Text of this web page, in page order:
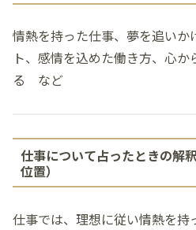
情熱を持った仕事、夢を追いか
ト、感情を込めた働き方、心
る など
仕事について占ったときの解
位置）
仕事では、理想に従い情熱を持